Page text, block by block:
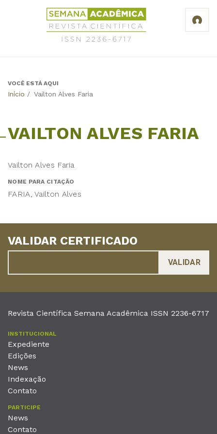
Revista
Científica
Semana
6717
Back
VOCÊ ESTÁ AQUI
Início / Vailton Alves Faria
VAILTON ALVES FARIA
Vailton Alves Faria
NOME PARA CITAÇÃO
FARIA, Vailton Alves
VALIDAR CERTIFICADO
Revista Científica Semana Acadêmica ISSN 2236-6717
INSTITUCIONAL
Expediente
Edições
News
Indexação
Contato
PARTICIPE
News
Contato